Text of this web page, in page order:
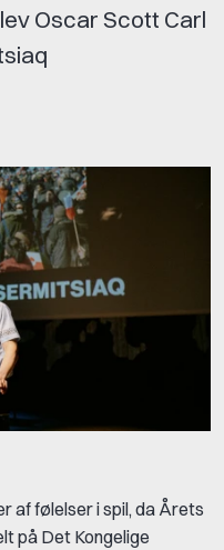
Oscar Scott Carl
af følelser i spil, da Årets
på Det Kongelige